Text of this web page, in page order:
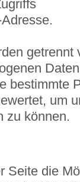
getrennt
bestimmte
um
zu können.
Seite die